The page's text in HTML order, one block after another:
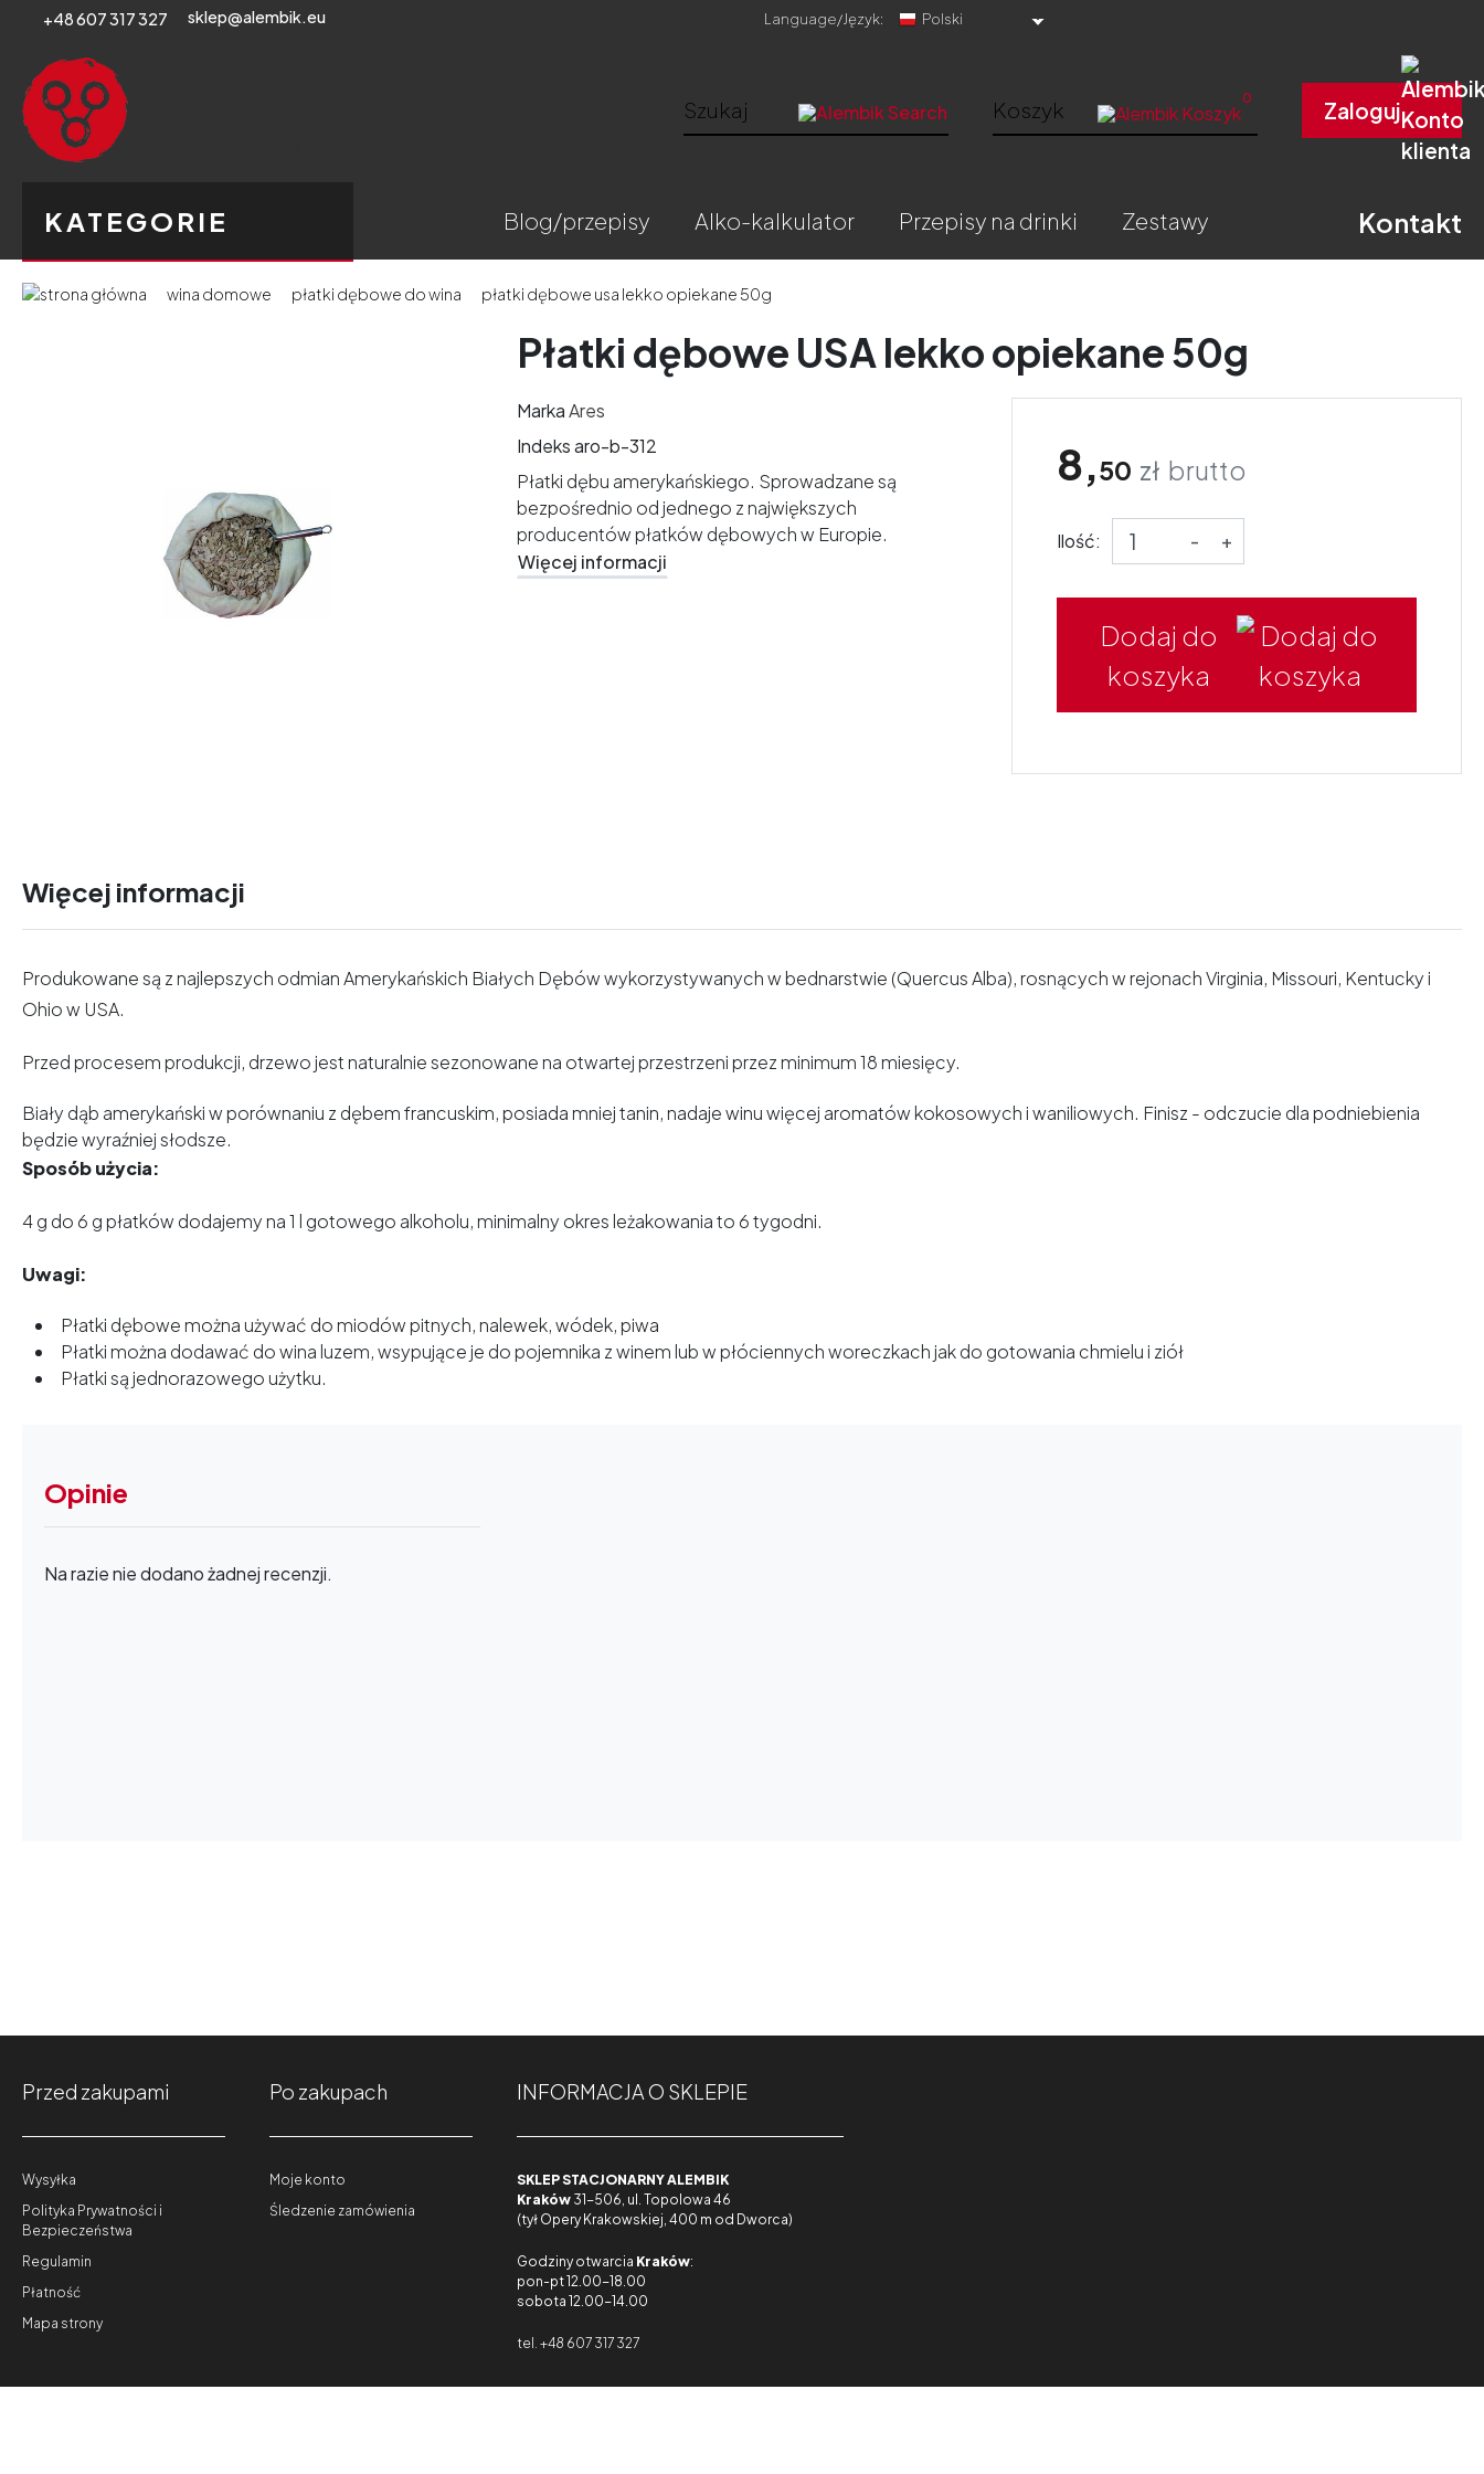
+48 607 317 327 sklep@alembik.eu Language/Język: Polski
Koszyk 0 Zaloguj
KATEGORIE blog/przepisy alko-kalkulator przepisy na drinki zestawy Kontakt
wina domowe płatki dębowe do wina płatki dębowe usa lekko opiekane 50g
Płatki dębowe USA lekko opiekane 50g
MarkaAres
Indeksaro-b-312
Płatki dębu amerykańskiego. Sprowadzane są
bezpośrednio od jednego z największych
producentów płatków dębowych w Europie.
Więcej informacji
8,50 zł brutto
Ilość: - +
Dodaj do
koszyka
Więcej informacji
Produkowane są z najlepszych odmian Amerykańskich Białych Dębów wykorzystywanych w bednarstwie (Quercus Alba), rosnących w rejonach Virginia, Missouri, Kentucky i
Ohio w USA.
Przed procesem produkcji, drzewo jest naturalnie sezonowane na otwartej przestrzeni przez minimum 18 miesięcy.
Biały dąb amerykański w porównaniu z dębem francuskim, posiada mniej tanin, nadaje winu więcej aromatów kokosowych i waniliowych. Finisz - odczucie dla podniebienia
będzie wyraźniej słodsze.
Sposób użycia:
4 g do 6 g płatków dodajemy na 1 l gotowego alkoholu, minimalny okres leżakowania to 6 tygodni.
Uwagi:
Płatki dębowe można używać do miodów pitnych, nalewek, wódek, piwa
Płatki można dodawać do wina luzem, wsypujące je do pojemnika z winem lub w płóciennych woreczkach jak do gotowania chmielu i ziół
Płatki są jednorazowego użytku.
Opinie
Na razie nie dodano żadnej recenzji.
Przed zakupami
Wysyłka
Polityka Prywatności i
Bezpieczeństwa
Regulamin
Płatność
Mapa strony
Po zakupach
Moje konto
Śledzenie zamówienia
INFORMACJA O SKLEPIE
SKLEP STACJONARNY ALEMBIK
Kraków 31-506, ul. Topolowa 46
(tył Opery Krakowskiej, 400 m od Dworca)
Godziny otwarcia Kraków:
pon-pt 12.00-18.00
sobota 12.00-14.00
tel. +48 607 317 327